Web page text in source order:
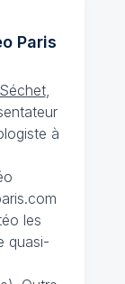
Paris
,
à
les
quasi-